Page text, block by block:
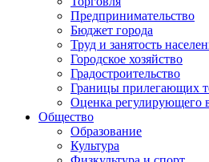
Предпринимательство
Бюджет города
Труд и занятость
Городское хозяйство
Градостроительство
Границы прилегающих
Оценка регулирующего
Общество
Образование
Культура